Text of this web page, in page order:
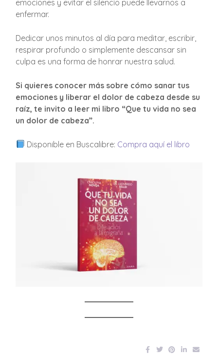
emociones y evitar el silencio puede llevarnos a
enfermar.
Dedicar unos minutos al día para meditar, escribir,
respirar profundo o simplemente descansar sin
culpa es una forma de honrar nuestra salud.
Si quieres conocer más sobre cómo sanar tus
emociones y liberar el dolor de cabeza desde su
raíz, te invito a leer mi libro “Que tu vida no sea
un dolor de cabeza”.
Disponible en Buscalibre: Compra aquí el libro